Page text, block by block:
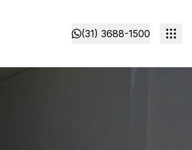
(31) 3688-1500